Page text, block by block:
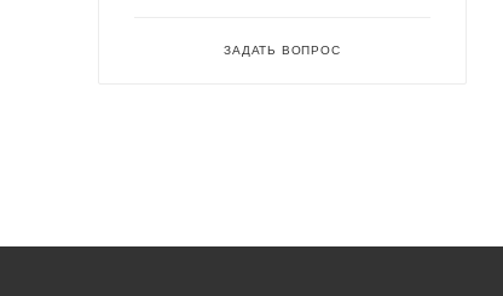
ЗАДАТЬ ВОПРОС